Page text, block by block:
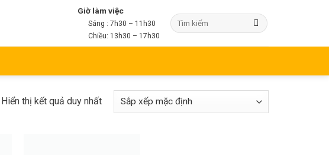
Giờ làm việc
Sáng : 7h30 – 11h30
Chiều: 13h30 – 17h30
Hiển thị kết quả duy nhất